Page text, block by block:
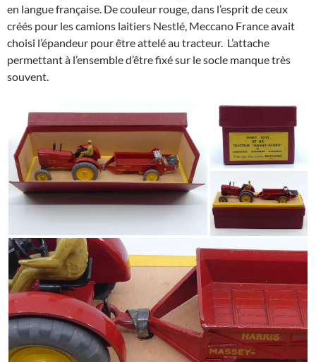
en langue française. De couleur rouge, dans l’esprit de ceux
créés pour les camions laitiers Nestlé, Meccano France avait
choisi l’épandeur pour être attelé au tracteur. L’attache
permettant à l’ensemble d’être fixé sur le socle manque très
souvent.